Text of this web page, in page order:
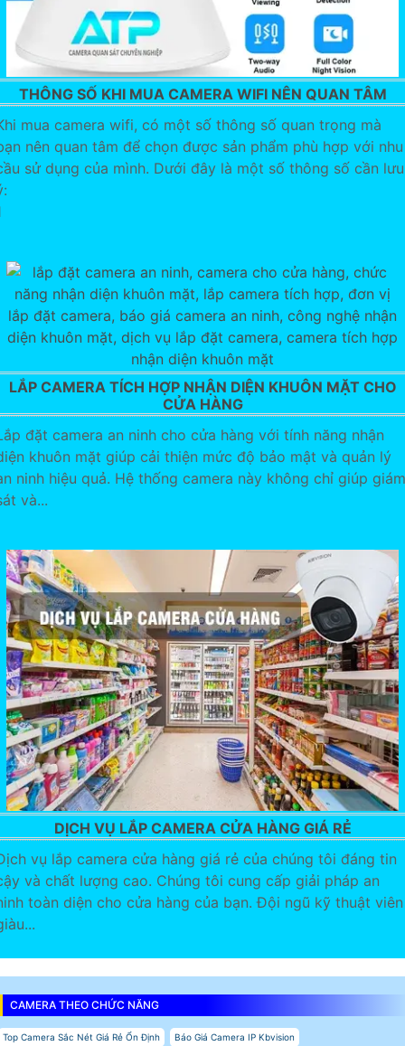
THÔNG SỐ KHI MUA CAMERA WIFI NÊN QUAN TÂM
mua camera wifi, có một số thông số quan trọng mà
nên quan tâm để chọn được sản phẩm phù hợp với nhu
sử dụng của mình. Dưới đây là một số thông số cần lưu
LẮP CAMERA TÍCH HỢP NHẬN DIỆN KHUÔN MẶT CHO
CỬA HÀNG
đặt camera an ninh cho cửa hàng với tính năng nhận
khuôn mặt giúp cải thiện mức độ bảo mật và quản lý
ninh hiệu quả. Hệ thống camera này không chỉ giúp giám
và...
DỊCH VỤ LẮP CAMERA CỬA HÀNG GIÁ RẺ
vụ lắp camera cửa hàng giá rẻ của chúng tôi đáng tin
và chất lượng cao. Chúng tôi cung cấp giải pháp an
toàn diện cho cửa hàng của bạn. Đội ngũ kỹ thuật viên
CAMERA THEO CHỨC NĂNG
Top Camera Sắc Nét Giá Rẻ Ổn Định Báo Giá Camera IP Kbvision